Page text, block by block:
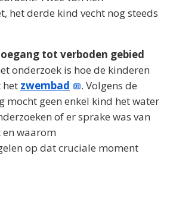
het derde kind vecht nog steeds
tot verboden gebied
onderzoek is hoe de kinderen
het zwembad
. Volgens de
mocht geen enkel kind het water
of er sprake was van
waarom
op dat cruciale moment